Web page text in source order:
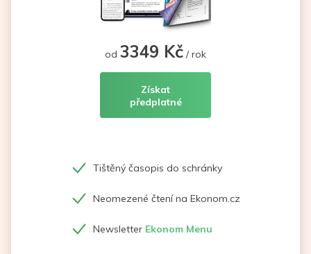
od 3349 Kč / rok
Získat
předplatné
Tištěný časopis do schránky
Neomezené čtení na Ekonom.cz
Newsletter Ekonom Menu